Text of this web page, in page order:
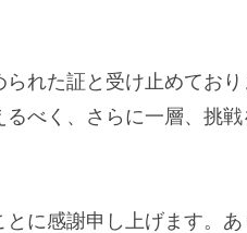
れた証と受け止めてお
べく、さらに一層、挑
に感謝申し上げます。あ